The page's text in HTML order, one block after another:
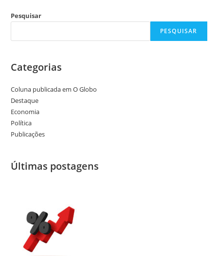
Pesquisar
PESQUISAR
Categorias
Coluna publicada em O Globo
Destaque
Economia
Política
Publicações
Últimas postagens